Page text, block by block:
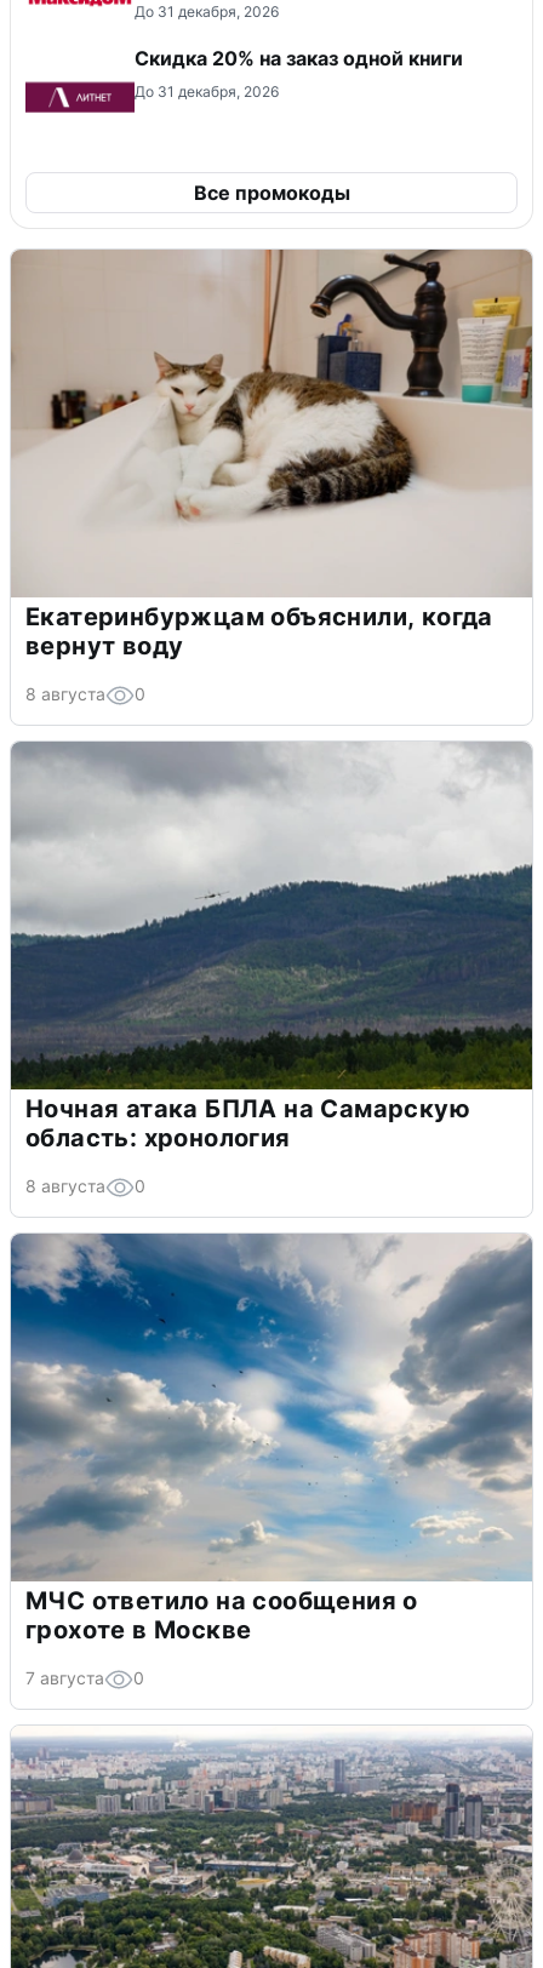
До 31 декабря, 2026
Скидка 20% на заказ одной книги
До 31 декабря, 2026
Все промокоды
Екатеринбуржцам объяснили, когда
вернут воду
8 августа 0
Ночная атака БПЛА на Самарскую
область: хронология
8 августа 0
МЧС ответило на сообщения о
грохоте в Москве
7 августа 0